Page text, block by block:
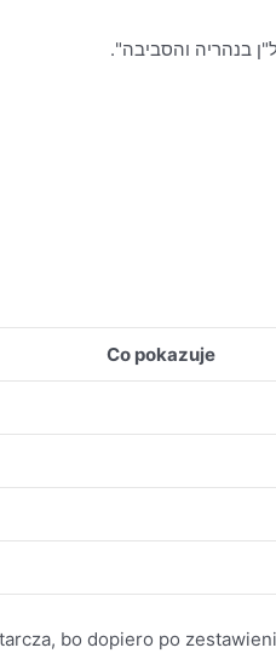
בנהריה והסביבה".
Co pokazuje
bo dopiero po